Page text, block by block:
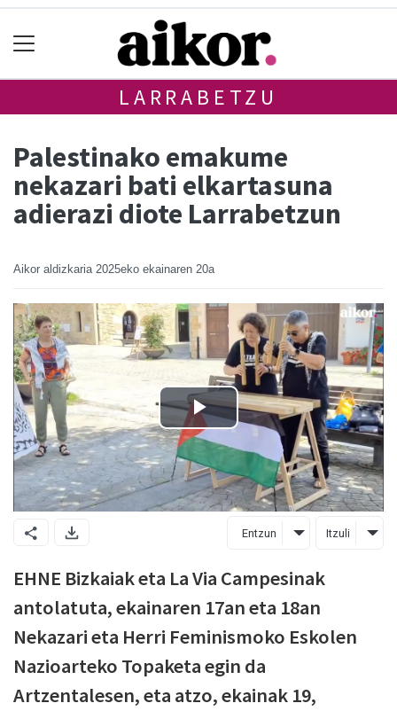
LARRABETZU
Palestinako emakume
nekazari bati elkartasuna
adierazi diote Larrabetzun
Aikor aldizkaria 2025eko ekainaren 20a
Entzun Itzuli
EHNE Bizkaiak eta La Via Campesinak
antolatuta, ekainaren 17an eta 18an
Nekazari eta Herri Feminismoko Eskolen
Nazioarteko Topaketa egin da
Artzentalesen, eta atzo, ekainak 19,